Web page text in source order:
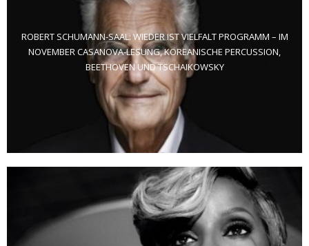
ROBERT SCHUMANN-SAAL: WIEDER IST VIELFALT PROGRAMM – IM
NOVEMBER CASANOVA-LESUNG, KOREANISCHE PERCUSSION,
BEETHOVEN UND TSCHAIKOWSKY